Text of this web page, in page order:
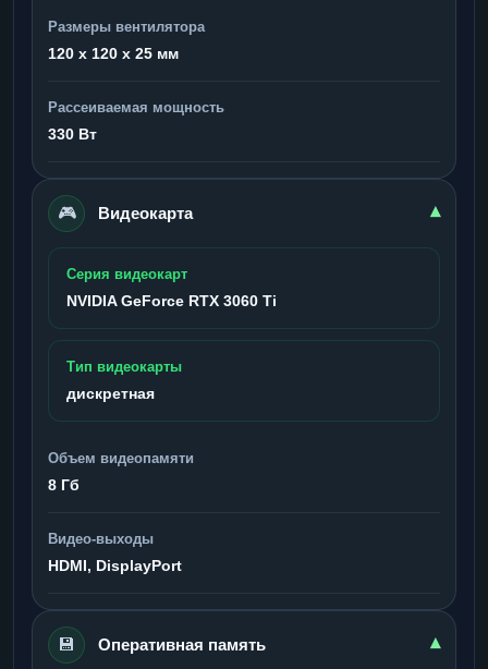
Размеры вентилятора
120 x 120 x 25 мм
Рассеиваемая мощность
330 Вт
🎮 Видеокарта ▾
Серия видеокарт
NVIDIA GeForce RTX 3060 Ti
Тип видеокарты
дискретная
Объем видеопамяти
8 Гб
Видео-выходы
HDMI, DisplayPort
💾 Оперативная память ▾